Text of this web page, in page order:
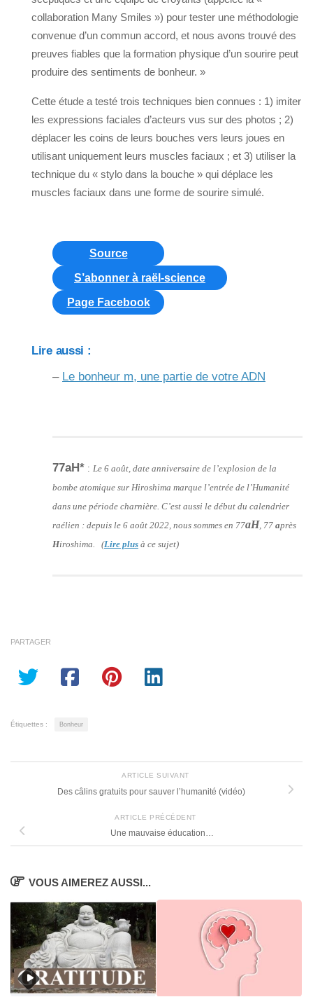
collaboration Many Smiles ») pour tester une méthodologie
convenue d’un commun accord, et nous avons trouvé des
preuves fiables que la formation physique d’un sourire peut
produire des sentiments de bonheur. »
Cette étude a testé trois techniques bien connues : 1) imiter
les expressions faciales d’acteurs vus sur des photos ; 2)
déplacer les coins de leurs bouches vers leurs joues en
utilisant uniquement leurs muscles faciaux ; et 3) utiliser la
technique du « stylo dans la bouche » qui déplace les
muscles faciaux dans une forme de sourire simulé.
Source
S’abonner à raël-science
Page Facebook
Lire aussi :
– Le bonheur m, une partie de votre ADN
77aH* : Le 6 août, date anniversaire de l’explosion de la
bombe atomique sur Hiroshima marque l’entrée de l’Humanité
dans une période charnière. C’est aussi le début du calendrier
raélien : depuis le 6 août 2022, nous sommes en 77aH, 77 après
Hiroshima. (Lire plus à ce sujet)
PARTAGER
Étiquettes : Bonheur
ARTICLE SUIVANT
Des câlins gratuits pour sauver l’humanité (vidéo)
ARTICLE PRÉCÉDENT
Une mauvaise éducation…
VOUS AIMEREZ AUSSI...